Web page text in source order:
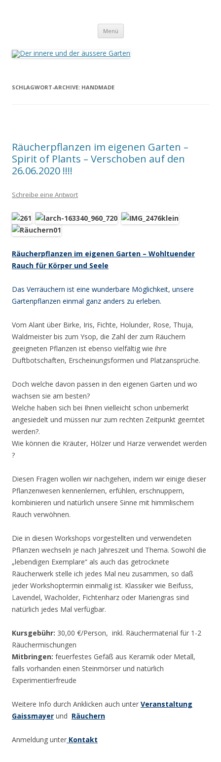
Menü Zum
springen
SCHLAGWORT-ARCHIVE: HANDMADE
Räucherpflanzen im eigenen Garten –
Spirit of Plants – Verschoben auf den
26.06.2020 !!!!
Schreibe eine Antwort
Räucherpflanzen im eigenen Garten – Wohltuender
Rauch für Körper und Seele
Das Verräuchern ist eine wunderbare Möglichkeit, unsere
Gartenpflanzen einmal ganz anders zu erleben.
Vom Alant über Birke, Iris, Fichte, Holunder, Rose, Thuja,
Waldmeister bis zum Ysop, die Zahl der zum Räuchern
geeigneten Pflanzen ist ebenso vielfältig wie ihre
Duftbotschaften, Erscheinungsformen und Platzansprüche.
Doch welche davon passen in den eigenen Garten und wo
wachsen sie am besten?
Welche haben sich bei Ihnen vielleicht schon unbemerkt
angesiedelt und müssen nur zum rechten Zeitpunkt geerntet
werden?.
Wie können die Kräuter, Hölzer und Harze verwendet werden
?
Diesen Fragen wollen wir nachgehen, indem wir einige dieser
Pflanzenwesen kennenlernen, erfühlen, erschnuppern,
kombinieren und natürlich unsere Sinne mit himmlischem
Rauch verwöhnen.
Die in diesen Workshops vorgestellten und verwendeten
Pflanzen wechseln je nach Jahreszeit und Thema. Sowohl die
„lebendigen Exemplare“ als auch das getrocknete
Räucherwerk stelle ich jedes Mal neu zusammen, so daß
jeder Workshoptermin einmalig ist. Klassiker wie Beifuss,
Lavendel, Wacholder, Fichtenharz oder Mariengras sind
natürlich jedes Mal verfügbar.
Kursgebühr: 30,00 €/Person, inkl. Räuchermaterial für 1-2
Räuchermischungen
Mitbringen: feuerfestes Gefäß aus Keramik oder Metall,
falls vorhanden einen Steinmörser und natürlich
Experimentierfreude
Weitere Info durch Anklicken auch unter Veranstaltung
Gaissmayer und Räuchern
Anmeldung unter Kontakt